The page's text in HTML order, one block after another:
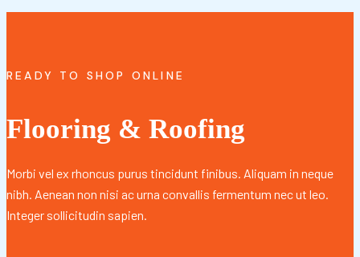
READY TO SHOP ONLINE
Flooring & Roofing
Morbi vel ex rhoncus purus tincidunt finibus. Aliquam in neque
nibh. Aenean non nisi ac urna convallis fermentum nec ut leo.
Integer sollicitudin sapien.